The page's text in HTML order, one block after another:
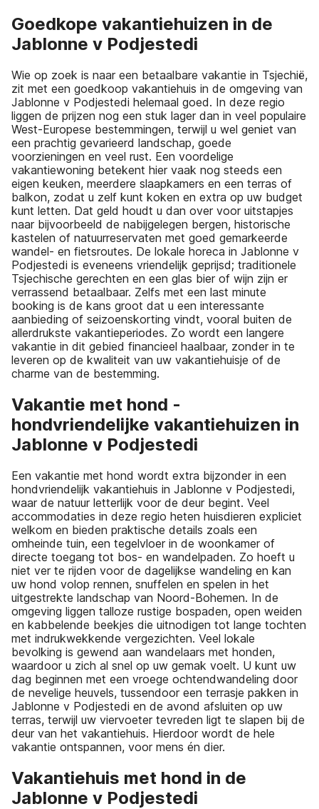
Goedkope vakantiehuizen in de
Jablonne v Podjestedi
Wie op zoek is naar een betaalbare vakantie in Tsjechië,
zit met een goedkoop vakantiehuis in de omgeving van
Jablonne v Podjestedi helemaal goed. In deze regio
liggen de prijzen nog een stuk lager dan in veel populaire
West-Europese bestemmingen, terwijl u wel geniet van
een prachtig gevarieerd landschap, goede
voorzieningen en veel rust. Een voordelige
vakantiewoning betekent hier vaak nog steeds een
eigen keuken, meerdere slaapkamers en een terras of
balkon, zodat u zelf kunt koken en extra op uw budget
kunt letten. Dat geld houdt u dan over voor uitstapjes
naar bijvoorbeeld de nabijgelegen bergen, historische
kastelen of natuurreservaten met goed gemarkeerde
wandel- en fietsroutes. De lokale horeca in Jablonne v
Podjestedi is eveneens vriendelijk geprijsd; traditionele
Tsjechische gerechten en een glas bier of wijn zijn er
verrassend betaalbaar. Zelfs met een last minute
booking is de kans groot dat u een interessante
aanbieding of seizoenskorting vindt, vooral buiten de
allerdrukste vakantieperiodes. Zo wordt een langere
vakantie in dit gebied financieel haalbaar, zonder in te
leveren op de kwaliteit van uw vakantiehuisje of de
charme van de bestemming.
Vakantie met hond -
hondvriendelijke vakantiehuizen in
Jablonne v Podjestedi
Een vakantie met hond wordt extra bijzonder in een
hondvriendelijk vakantiehuis in Jablonne v Podjestedi,
waar de natuur letterlijk voor de deur begint. Veel
accommodaties in deze regio heten huisdieren expliciet
welkom en bieden praktische details zoals een
omheinde tuin, een tegelvloer in de woonkamer of
directe toegang tot bos- en wandelpaden. Zo hoeft u
niet ver te rijden voor de dagelijkse wandeling en kan
uw hond volop rennen, snuffelen en spelen in het
uitgestrekte landschap van Noord-Bohemen. In de
omgeving liggen talloze rustige bospaden, open weiden
en kabbelende beekjes die uitnodigen tot lange tochten
met indrukwekkende vergezichten. Veel lokale
bevolking is gewend aan wandelaars met honden,
waardoor u zich al snel op uw gemak voelt. U kunt uw
dag beginnen met een vroege ochtendwandeling door
de nevelige heuvels, tussendoor een terrasje pakken in
Jablonne v Podjestedi en de avond afsluiten op uw
terras, terwijl uw viervoeter tevreden ligt te slapen bij de
deur van het vakantiehuis. Hierdoor wordt de hele
vakantie ontspannen, voor mens én dier.
Vakantiehuis met hond in de
Jablonne v Podjestedi